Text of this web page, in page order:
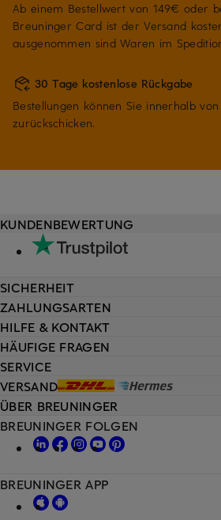
Ab einem Bestellwert von 149€ oder
Breuninger Card ist der Versand
ausgenommen sind Waren im
30 Tage kostenlose Rückgabe
Bestellungen können Sie innerhalb
zurückschicken.
HILFE & KONTAKT
HÄUFIGE FRAGEN
SERVICE
VERSAND
KUNDENBEWERTUNG
SICHERHEIT
ZAHLUNGSARTEN
ÜBER BREUNINGER
BREUNINGER FOLGEN
BREUNINGER APP